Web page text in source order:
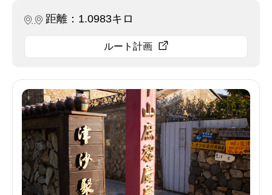
距離：1.0983キロ
ルート計画